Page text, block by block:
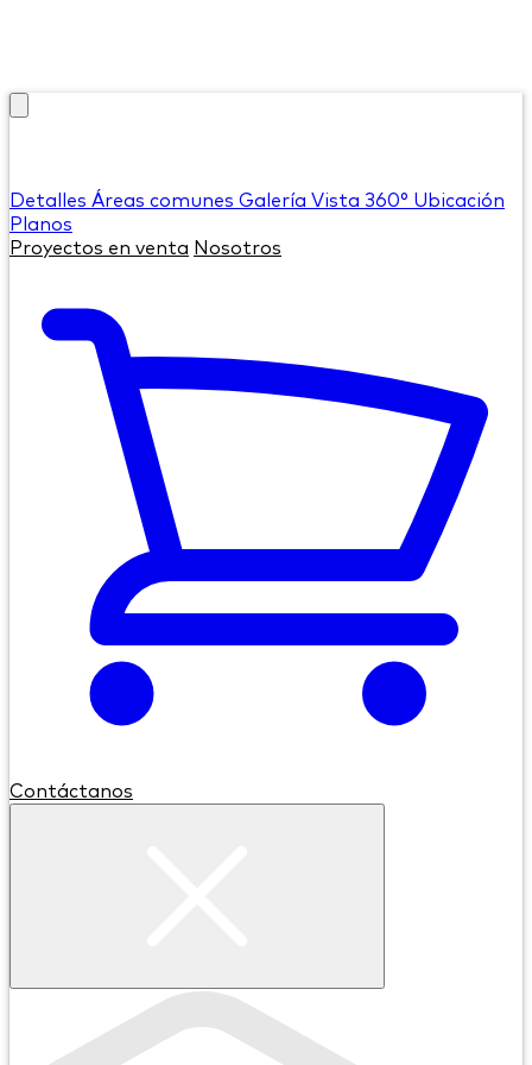
Detalles Áreas comunes Galería Vista 360° Ubicación
Planos
Proyectos en venta Nosotros
Contáctanos